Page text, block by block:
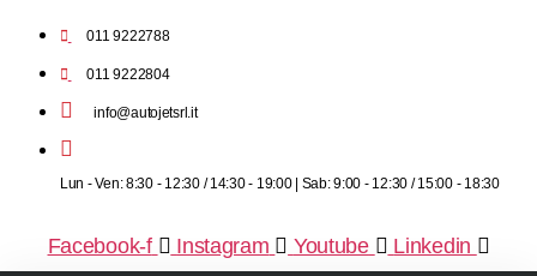
011 9222788
011 9222804
info@autojetsrl.it
Lun - Ven: 8:30 - 12:30 / 14:30 - 19:00 | Sab: 9:00 - 12:30 / 15:00 - 18:30
Facebook-f Instagram Youtube Linkedin